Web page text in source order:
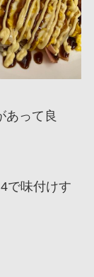
あって良
で味付けす